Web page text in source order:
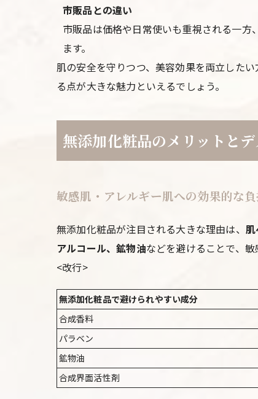
市販品との違い
市販品は価格や日常使いも重視される一
ます。
肌の安全を守りつつ、美容効果を両立した
る点が大きな魅力といえるでしょう。
無添加化粧品のメリットとデ
敏感肌・アレルギー肌への効果的な
無添加化粧品が注目される大きな理由は、
アルコール、鉱物油などを避けることで、
<改行>
無添加化粧品で避けられやすい成分
合成香料
パラベン
鉱物油
合成界面活性剤